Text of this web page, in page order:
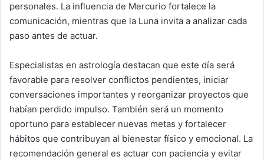
personales. La influencia de Mercurio fortalece la
comunicación, mientras que la Luna invita a analizar cada
paso antes de actuar.
Especialistas en astrología destacan que este día será
favorable para resolver conflictos pendientes, iniciar
conversaciones importantes y reorganizar proyectos que
habían perdido impulso. También será un momento
oportuno para establecer nuevas metas y fortalecer
hábitos que contribuyan al bienestar físico y emocional. La
recomendación general es actuar con paciencia y evitar